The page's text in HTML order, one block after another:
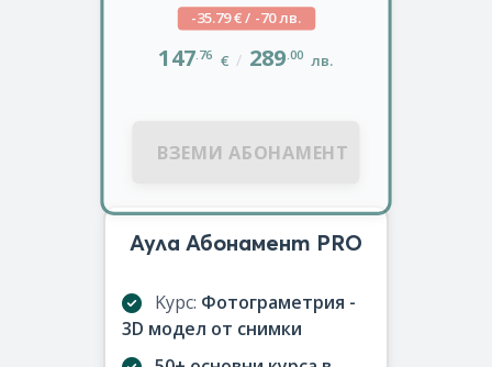
-35.79 € / -70 лв.
147.76 € / 289.00 лв.
ВЗЕМИ АБОНАМЕНТ
Аула Абонамент PRO
Kурс: Фотограметрия -
3D модел от снимки